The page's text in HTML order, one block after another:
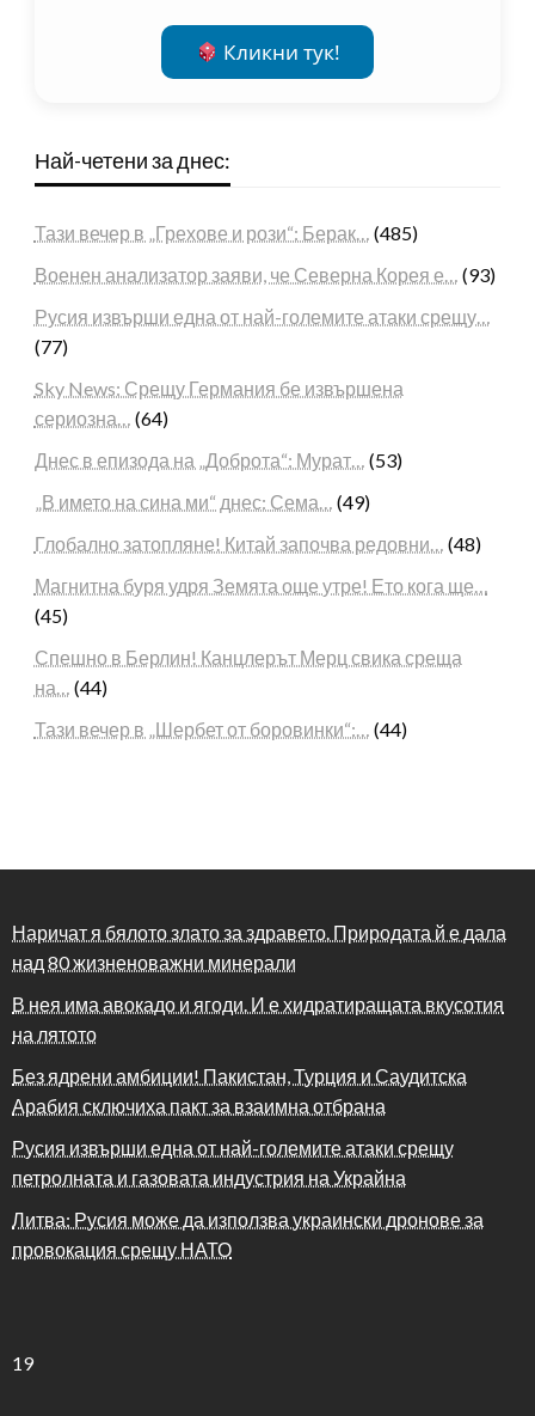
Кликни тук!
Най-четени за днес:
Тази вечер в „Грехове и рози“: Берак… (485)
Военен анализатор заяви, че Северна Корея е… (93)
Русия извърши една от най-големите атаки срещу…
(77)
Sky News: Срещу Германия бе извършена
сериозна… (64)
Днес в епизода на „Доброта“: Мурат… (53)
„В името на сина ми“ днес: Сема… (49)
Глобално затопляне! Китай започва редовни… (48)
Магнитна буря удря Земята още утре! Ето кога ще…
(45)
Спешно в Берлин! Канцлерът Мерц свика среща
на… (44)
Тази вечер в „Шербет от боровинки“:… (44)
Наричат я бялото злато за здравето. Природата й е дала
над 80 жизненоважни минерали
В нея има авокадо и ягоди. И е хидратиращата вкусотия
на лятото
Без ядрени амбиции! Пакистан, Турция и Саудитска
Арабия сключиха пакт за взаимна отбрана
Русия извърши една от най-големите атаки срещу
петролната и газовата индустрия на Украйна
Литва: Русия може да използва украински дронове за
провокация срещу НАТО
19